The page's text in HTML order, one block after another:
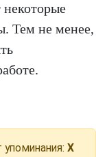
некоторые
Тем не менее,
X